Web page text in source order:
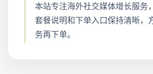
本站专注海外社交媒体增长服务
套餐说明和下单入口保持清晰，
务再下单。